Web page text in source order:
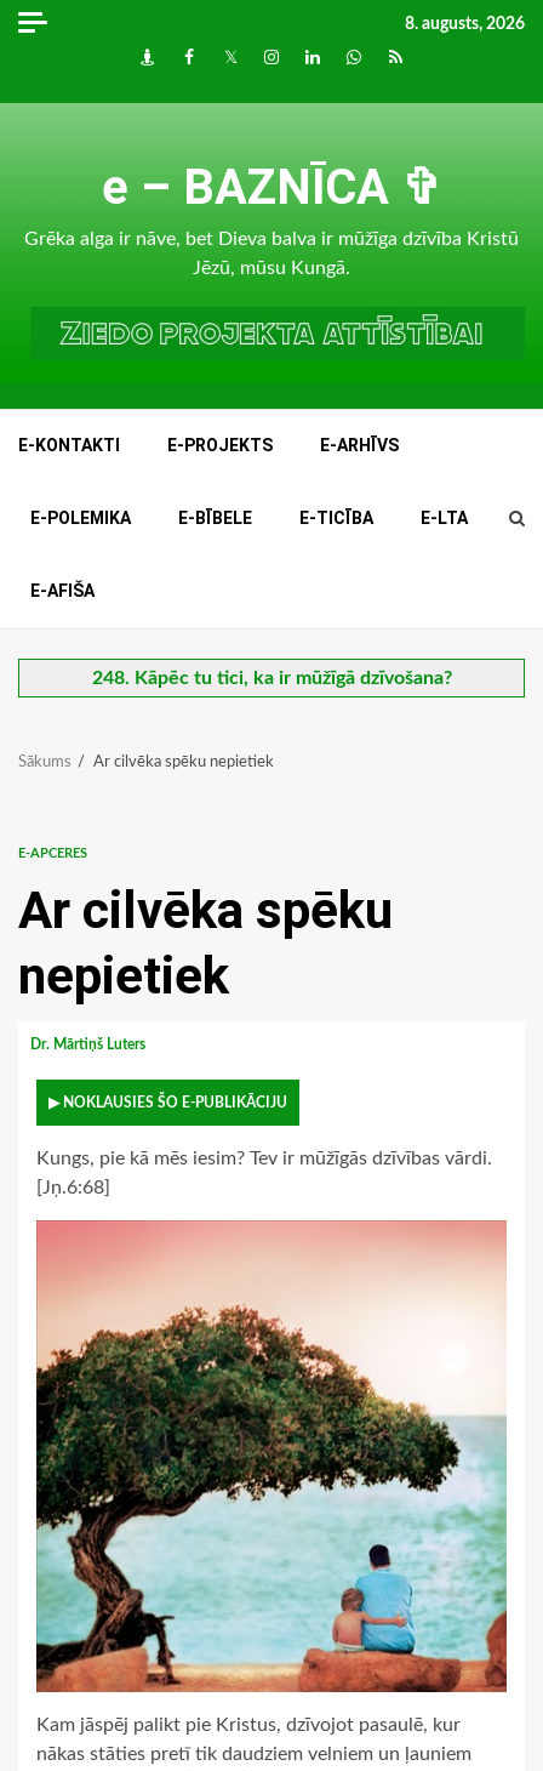
Skip
8. augusts, 2026
DraugiemFacebook
TwitterInstagram
LinkedInwhatsapp
RSS
e – BAZNĪCA ✞
Grēka alga ir nāve, bet Dieva balva ir mūžīga dzīvība Kristū
Jēzū, mūsu Kungā.
E-KONTAKTI E-PROJEKTS E-ARHĪVS
E-POLEMIKA E-BĪBELE E-TICĪBA E-LTA
E-AFIŠA
248. Kāpēc tu tici, ka ir mūžīgā dzīvošana?
Sākums Ar cilvēka spēku nepietiek
E-APCERES
Ar cilvēka spēku
nepietiek
Dr. Mārtiņš Luters
▶ NOKLAUSIES ŠO E-PUBLIKĀCIJU
Kungs, pie kā mēs iesim? Tev ir mūžīgās dzīvības vārdi.
[Jņ.6:68]
Kam jāspēj palikt pie Kristus, dzīvojot pasaulē, kur
nākas stāties pretī tik daudziem velniem un ļauniem